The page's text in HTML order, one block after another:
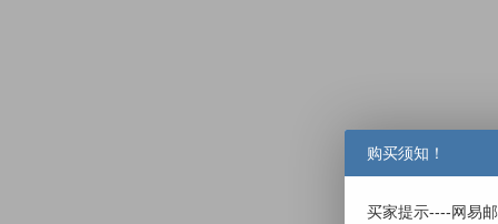
购买须知！
买家提示----网易